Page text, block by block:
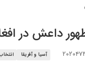
داعش در
آسیا و آفریقا